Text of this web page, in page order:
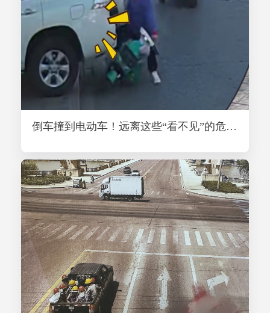
倒车撞到电动车！远离这些“看不见”的危险！